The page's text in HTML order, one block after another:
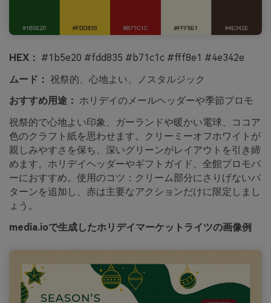
HEX： #1b5e20 #fdd835 #b71c1c #fff8e1 #4e342e
ムード： 祝祭的、心地よい、ノスタルジック
おすすめ用途： ホリデイのメールヘッダーや季節プロモ
祝祭的で心地よい印象、ガーランドや暖かい電球、ココア
色のクラフト紙を思わせます。クリーミーオフホワイトが
親しみやすさを保ち、深いグリーンがレイアウトを引き締
めます。ホリデイヘッダーやギフトガイド、全館プロモバ
ーにおすすめ。使用のコツ：クリーム部分にさりげないパ
ターンを追加し、赤は主要なアクションだけに限定しまし
ょう。
media.ioで生成したホリデイマーケットライツの画像例